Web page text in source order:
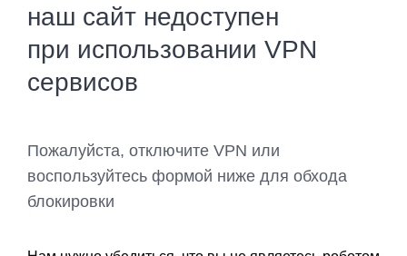
наш сайт недоступен
при использовании VPN
сервисов
Пожалуйста, отключите VPN или
воспользуйтесь формой ниже для обхода
блокировки